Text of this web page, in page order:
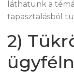
láthatunk a
tapasztalásból
2)